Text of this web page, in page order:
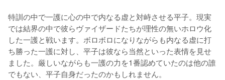
特訓の中で一護に心の中で内なる虚と対峙させる平子。現実
では結界の中で彼らヴァイザードたちが理性の無いホロウ化
した一護と戦います。ボロボロになりながらも内なる虚に打
ち勝った一護に対し、平子は彼なら当然といった表情を見せ
ました。厳しいながらも一護の力を1番認めていたのは他の誰
でもない、平子自身だったのかもしれません。